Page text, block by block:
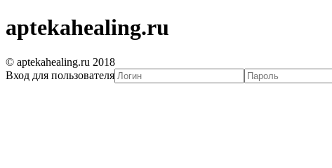
aptekahealing.ru
© aptekahealing.ru 2018
Вход для пользователя